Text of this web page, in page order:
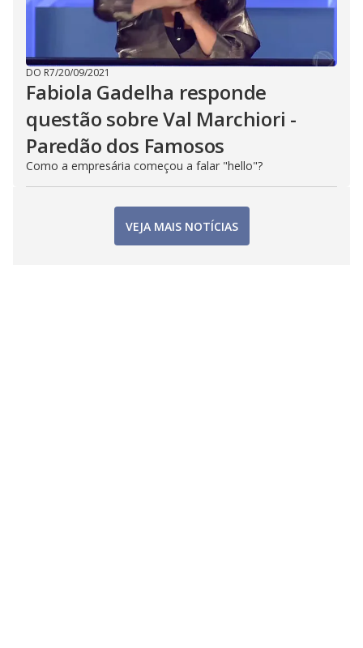
DO R7/20/09/2021
Fabiola Gadelha responde
questão sobre Val Marchiori -
Paredão dos Famosos
Como a empresária começou a falar "hello"?
VEJA MAIS NOTÍCIAS